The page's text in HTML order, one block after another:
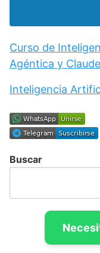
Curso de
Agéntica y Claude
Inteligencia
Buscar